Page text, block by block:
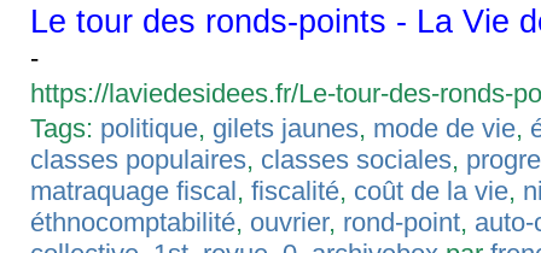
Le tour des ronds-points - La Vie
-
https://laviedesidees.fr/Le-tour-des-ronds-
Tags: politique, gilets jaunes, mode de vie,
classes populaires, classes sociales,
matraquage fiscal,fiscalité, coût de la vie,
éthnocomptabilité, ouvrier, rond-point,